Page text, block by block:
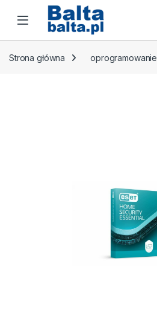
Skip to navigation
Skip to content
Open
Strona główna oprogramowanie